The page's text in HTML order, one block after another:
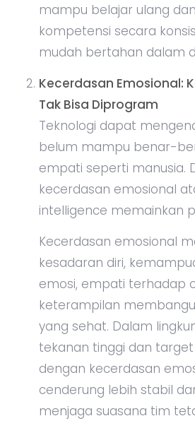
mampu belajar ulang
kompetensi secara
mudah bertahan dalam
Kecerdasan Emosional:
Tak Bisa Diprogram
Teknologi dapat
belum mampu benar-
empati seperti manusia.
kecerdasan emosional
intelligence memainkan
Kecerdasan emosional
kesadaran diri,
emosi, empati terhadap
keterampilan
yang sehat. Dalam
tekanan tinggi dan target
dengan kecerdasan
cenderung lebih stabil
menjaga suasana tim